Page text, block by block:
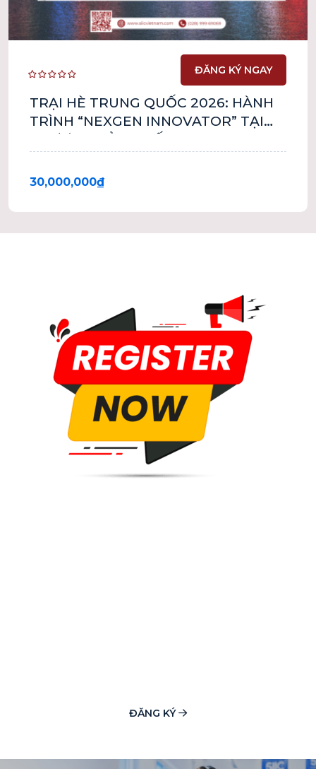
ĐĂNG KÝ NGAY
TRẠI HÈ TRUNG QUỐC 2026: HÀNH
TRÌNH “NEXGEN INNOVATOR” TẠI
30,000,000₫
ĐĂNG KÝ